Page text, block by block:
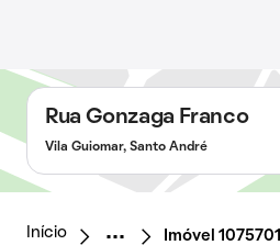
Rua Gonzaga Franco
Vila Guiomar, Santo André
Início Imóvel 1075701